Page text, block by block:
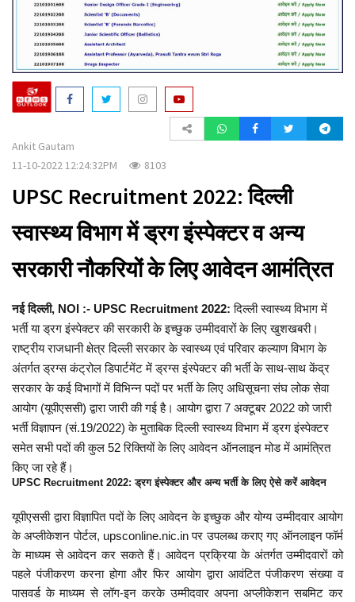
a
o
n
Ankit Gautam
11-10-2022 12:24:32PM
8103
UPSC Recruitment 2022: दिल्ली
स्वास्थ्य विभाग में ड्रग इंस्पेक्टर व अन्य
सरकारी नौकरियों के लिए आवेदन आमंत्रित
नई दिल्ली, NOI :- UPSC Recruitment 2022:दिल्ली स्वास्थ्य विभाग में
भर्ती या ड्रग इंस्पेक्टर की सरकारी के इच्छुक उम्मीदवारों के लिए खुशखबरी।
राष्ट्रीय राजधानी क्षेत्र दिल्ली सरकार के स्वास्थ्य एवं परिवार कल्याण विभाग के
अंतर्गत ड्रग्स कंट्रोल डिपार्टमेंट में ड्रग्स इंस्पेक्टर की भर्ती के साथ-साथ केंद्र
सरकार के कई विभागों में विभिन्न पदों पर भर्ती के लिए अधिसूचना संघ लोक सेवा
आयोग (यूपीएससी) द्वारा जारी की गई है। आयोग द्वारा 7 अक्टूबर 2022 को जारी
भर्ती विज्ञापन (सं.19/2022) के मुताबिक दिल्ली स्वास्थ्य विभाग में ड्रग इंस्पेक्टर
समेत सभी पदों की कुल 52 रिक्तियों के लिए आवेदन ऑनलाइन मोड में आमंत्रित
किए जा रहे हैं।
UPSC Recruitment 2022: ड्रग इंस्पेक्टर और अन्य भर्ती के लिए ऐसे करें आवेदन
यूपीएससी द्वारा विज्ञापित पदों के लिए आवेदन के इच्छुक और योग्य उम्मीदवार आयोग
के अप्लीकेशन पोर्टल, upsconline.nic.in पर उपलब्ध कराए गए ऑनलाइन फॉर्म
के माध्यम से आवेदन कर सकते हैं। आवेदन प्रक्रिया के अंतर्गत उम्मीदवारों को
पहले पंजीकरण करना होगा और फिर आयोग द्वारा आवंटित पंजीकरण संख्या व
पासवर्ड के माध्यम से लॉग-इन करके उम्मीदवार अपना अप्लीकेशन सबमिट कर